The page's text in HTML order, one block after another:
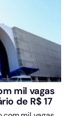
mil vagas
de R$ 17